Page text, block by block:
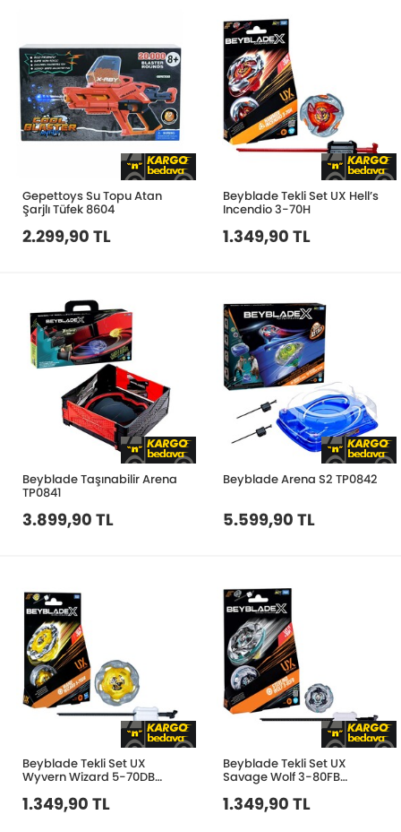
Gepettoys Su Topu Atan
Şarjlı Tüfek 8604
2.299,90 TL
Beyblade Tekli Set UX Hell’s
Incendio 3-70H
1.349,90 TL
Beyblade Taşınabilir Arena
TP0841
3.899,90 TL
Beyblade Arena S2 TP0842
5.599,90 TL
Beyblade Tekli Set UX
Wyvern Wizard 5-70DB
BEY27000
1.349,90 TL
Beyblade Tekli Set UX
Savage Wolf 3-80FB
BEY26000
1.349,90 TL